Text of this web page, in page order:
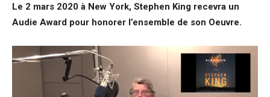
Le 2 mars 2020 à New York, Stephen King recevra un
Audie Award pour honorer l’ensemble de son Oeuvre.